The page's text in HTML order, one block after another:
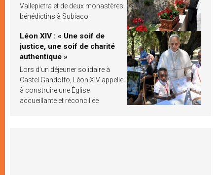
Vallepietra et de deux monastères
bénédictins à Subiaco
Léon XIV : « Une soif de
justice, une soif de charité
authentique »
Lors d’un déjeuner solidaire à
Castel Gandolfo, Léon XIV appelle
à construire une Église
accueillante et réconciliée